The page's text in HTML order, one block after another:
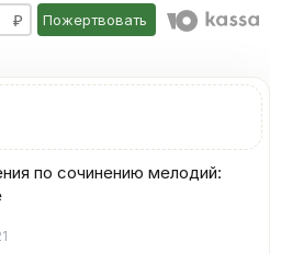
Пожертвовать
по сочинению мелодий: